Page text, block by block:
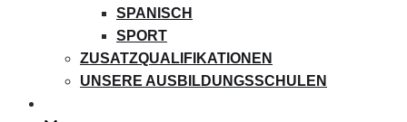
SPANISCH
SPORT
ZUSATZQUALIFIKATIONEN
UNSERE AUSBILDUNGSSCHULEN